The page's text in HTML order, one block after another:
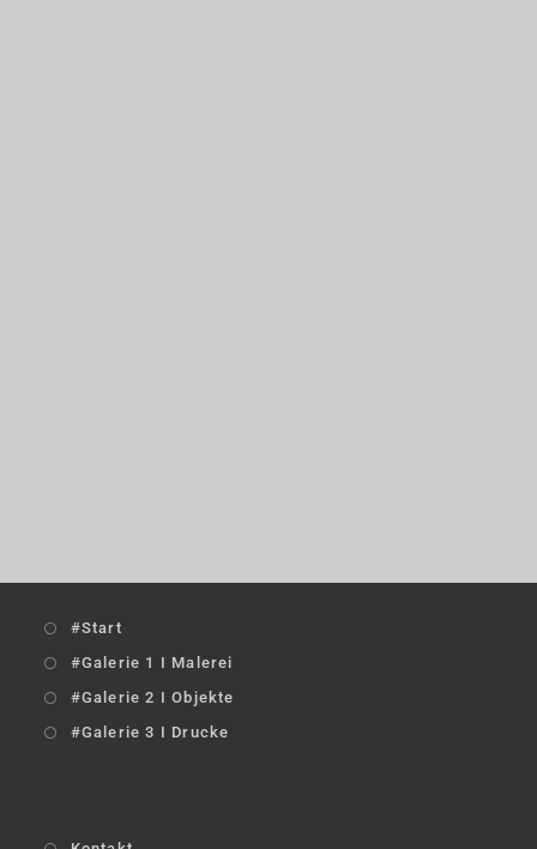
#Start
#Galerie 1 I Malerei
#Galerie 2 I Objekte
#Galerie 3 I Drucke